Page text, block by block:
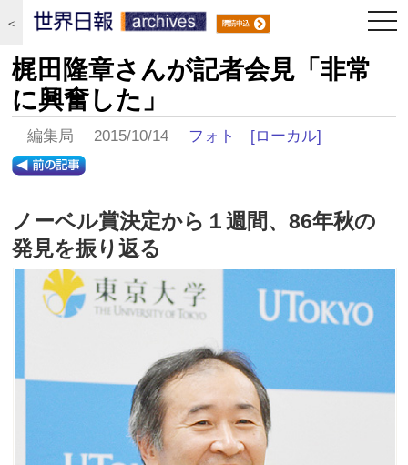
＜
梶田隆章さんが記者会見「非常
に興奮した」
編集局 2015/10/14 フォト [ローカル]
ノーベル賞決定から１週間、86年秋の
発見を振り返る